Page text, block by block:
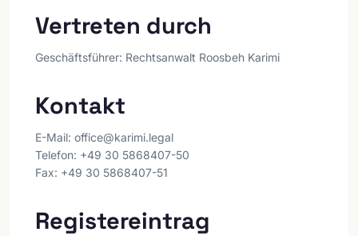
Vertreten durch
Geschäftsführer: Rechtsanwalt Roosbeh Karimi
Kontakt
E-Mail: office@karimi.legal
Telefon: +49 30 5868407-50
Fax: +49 30 5868407-51
Registereintrag